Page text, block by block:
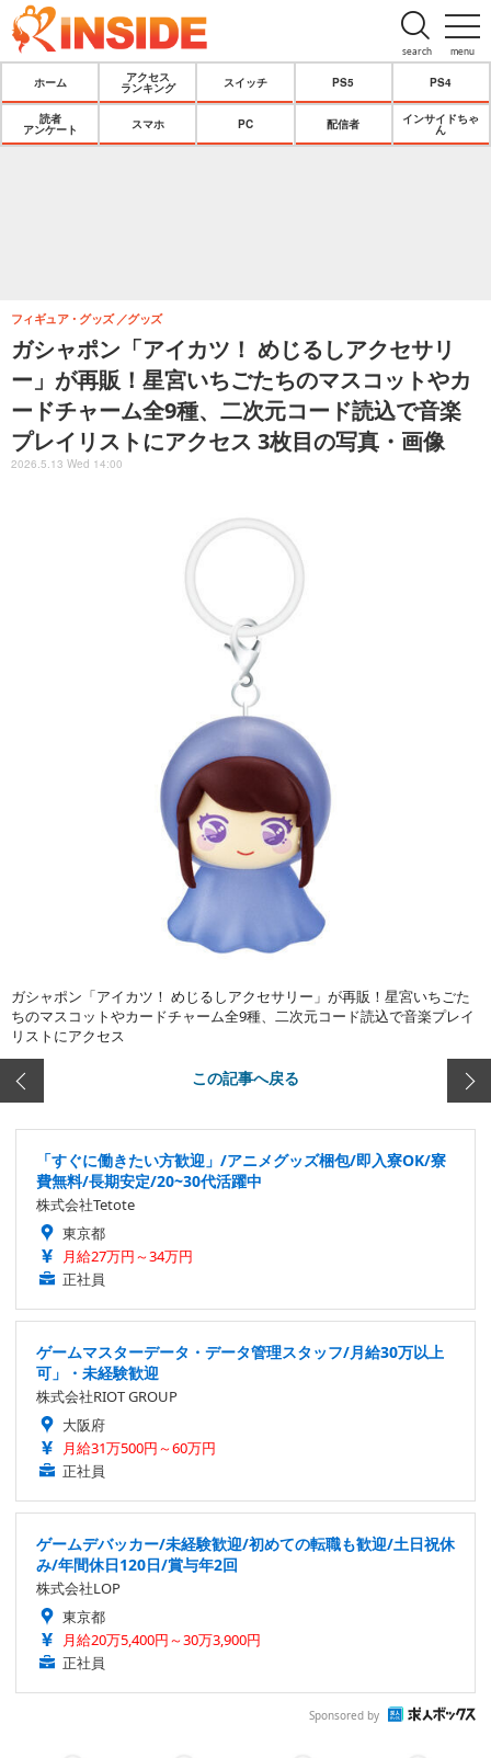
menu
search
ホーム
アクセス
ランキング
スイッチ PS5 PS4
読者
アンケート
スマホ PC 配信者
インサイドちゃ
ん
ガシャポン「アイカツ！ めじるしアクセサリ
ー」が再販！星宮いちごたちのマスコットやカ
ードチャーム全9種、二次元コード読込で音楽
プレイリストにアクセス 3枚目の写真・画像
フィギュア・グッズ グッズ
2026.5.13 Wed 14:00
ガシャポン「アイカツ！ めじるしアクセサリー」が再販！星宮いちごた
ちのマスコットやカードチャーム全9種、二次元コード読込で音楽プレイ
リストにアクセス
この記事へ戻る
「すぐに働きたい方歓迎」/アニメグッズ梱包/即入寮OK/寮
費無料/長期安定/20~30代活躍中
株式会社Tetote
東京都
月給27万円～34万円
正社員
ゲームマスターデータ・データ管理スタッフ/月給30万以上
可」・未経験歓迎
株式会社RIOT GROUP
大阪府
月給31万500円～60万円
正社員
ゲームデバッカー/未経験歓迎/初めての転職も歓迎/土日祝休
み/年間休日120日/賞与年2回
株式会社LOP
東京都
月給20万5,400円～30万3,900円
正社員
Sponsored by